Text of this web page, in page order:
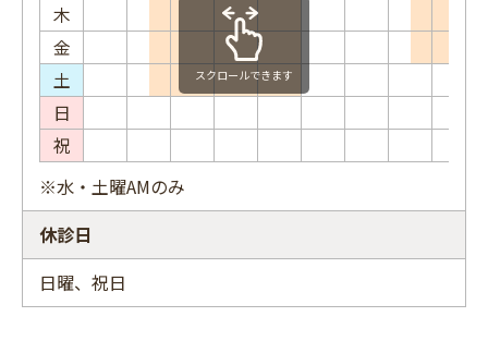
木
金
土
日
祝
スクロールできます
※水・土曜AMのみ
休診日
日曜、祝日